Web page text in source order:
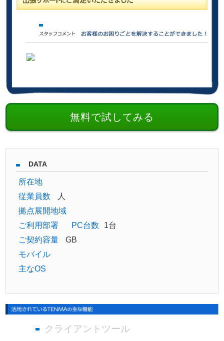
無料で試してみる
DATA
所在地
従業員数
人
拠点展開地域
ご利用部署
PC台数
1台
ご契約容量
GB
モバイル
主なOS
クライアントツール